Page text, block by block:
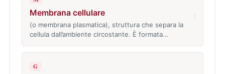
Membrana cellulare
(o membrana plasmatica), struttura che separa la
cellula dall’ambiente circostante. È formata…
G